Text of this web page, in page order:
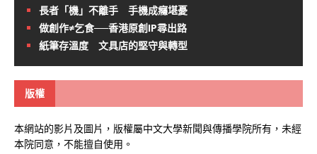
長者「機」不離手 手機成癮堪憂
做創作≠乞食──香港原創IP尋出路
紙筆存溫度 文具店的堅守與轉型
版權
本網站的影片及圖片，版權屬中文大學新聞與傳播學院所有，未經
本院同意，不能擅自使用。